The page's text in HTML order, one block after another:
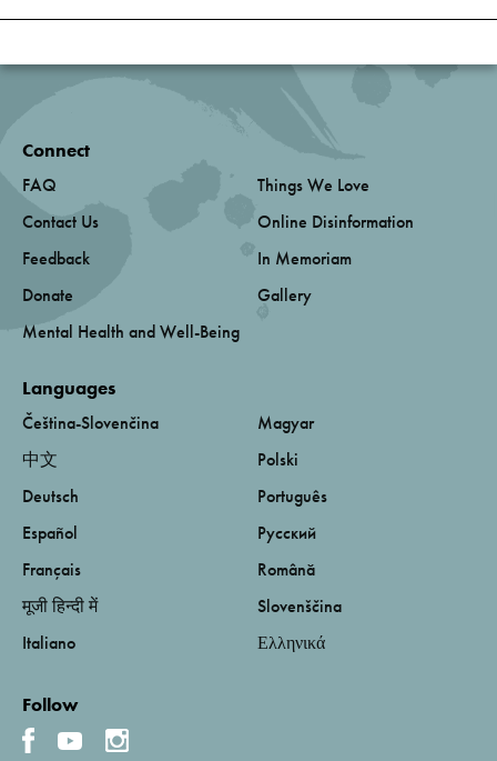
Connect
FAQ
Contact Us
Feedback
Donate
Mental Health and Well-Being
Things We Love
Online Disinformation
In Memoriam
Gallery
Languages
Čeština-Slovenčina
中文
Deutsch
Español
Français
मूजी हिन्दी में
Italiano
Magyar
Polski
Português
Русский
Română
Slovenščina
Ελληνικά
Follow